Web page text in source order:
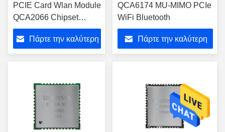
PCIE Card Wlan Module
QCA2066 Chipset
1800Mbps Wifi 6
ModuleΠάρτε την καλύτερη
QCA6174 MU-MIMO PCIe
WiFi Bluetooth
Πάρτε την καλύτερη